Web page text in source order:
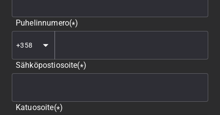
Puhelinnumero(*)
Sähköpostiosoite(*)
Katuosoite(*)